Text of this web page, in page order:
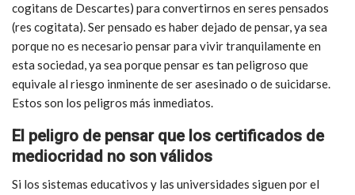
cogitans de Descartes) para convertirnos en seres pensados
(res cogitata). Ser pensado es haber dejado de pensar, ya sea
porque no es necesario pensar para vivir tranquilamente en
esta sociedad, ya sea porque pensar es tan peligroso que
equivale al riesgo inminente de ser asesinado o de suicidarse.
Estos son los peligros más inmediatos.
El peligro de pensar que los certificados de
mediocridad no son válidos
Si los sistemas educativos y las universidades siguen por el